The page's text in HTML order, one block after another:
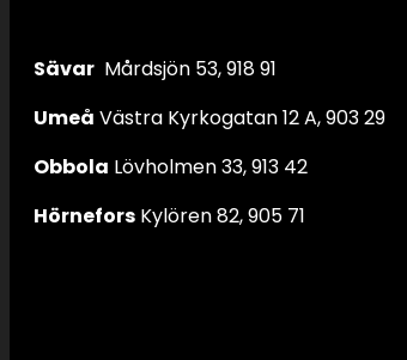
Sävar Mårdsjön 53, 918 91
Umeå Västra Kyrkogatan 12 A, 903 29
Obbola Lövholmen 33, 913 42
Hörnefors Kylören 82, 905 71